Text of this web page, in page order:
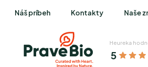
Náš príbeh Kontakty Naše
Heureka
5